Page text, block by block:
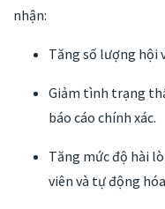
nhận:
Tăng số lượng hội
Giảm tình trạng
báo cáo chính xác.
Tăng mức độ hài
viên và tự động